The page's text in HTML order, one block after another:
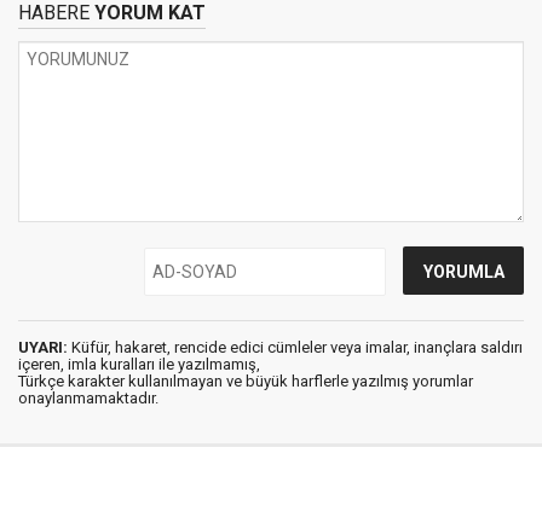
HABERE YORUM KAT
UYARI: Küfür, hakaret, rencide edici cümleler veya imalar, inançlara saldırı
içeren, imla kuralları ile yazılmamış,
Türkçe karakter kullanılmayan ve büyük harflerle yazılmış yorumlar
onaylanmamaktadır.